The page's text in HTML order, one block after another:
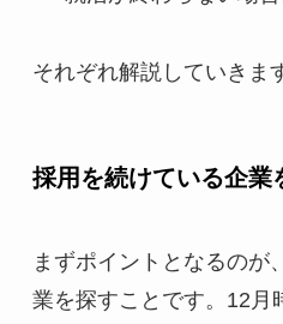
それぞれ解説していきま
採用を続けている企業
まずポイントとなるのが
業を探すことです。12月